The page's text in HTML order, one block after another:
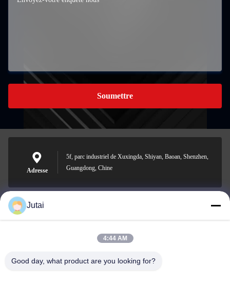
Soumettre
Adresse
5f, parc industriel de Xuxingda, Shiyan, Baoan, Shenzhen,
Guangdong, Chine
jutaisales18@gmail.com
Jutai
4:44 AM
Good day, what product are you looking for?